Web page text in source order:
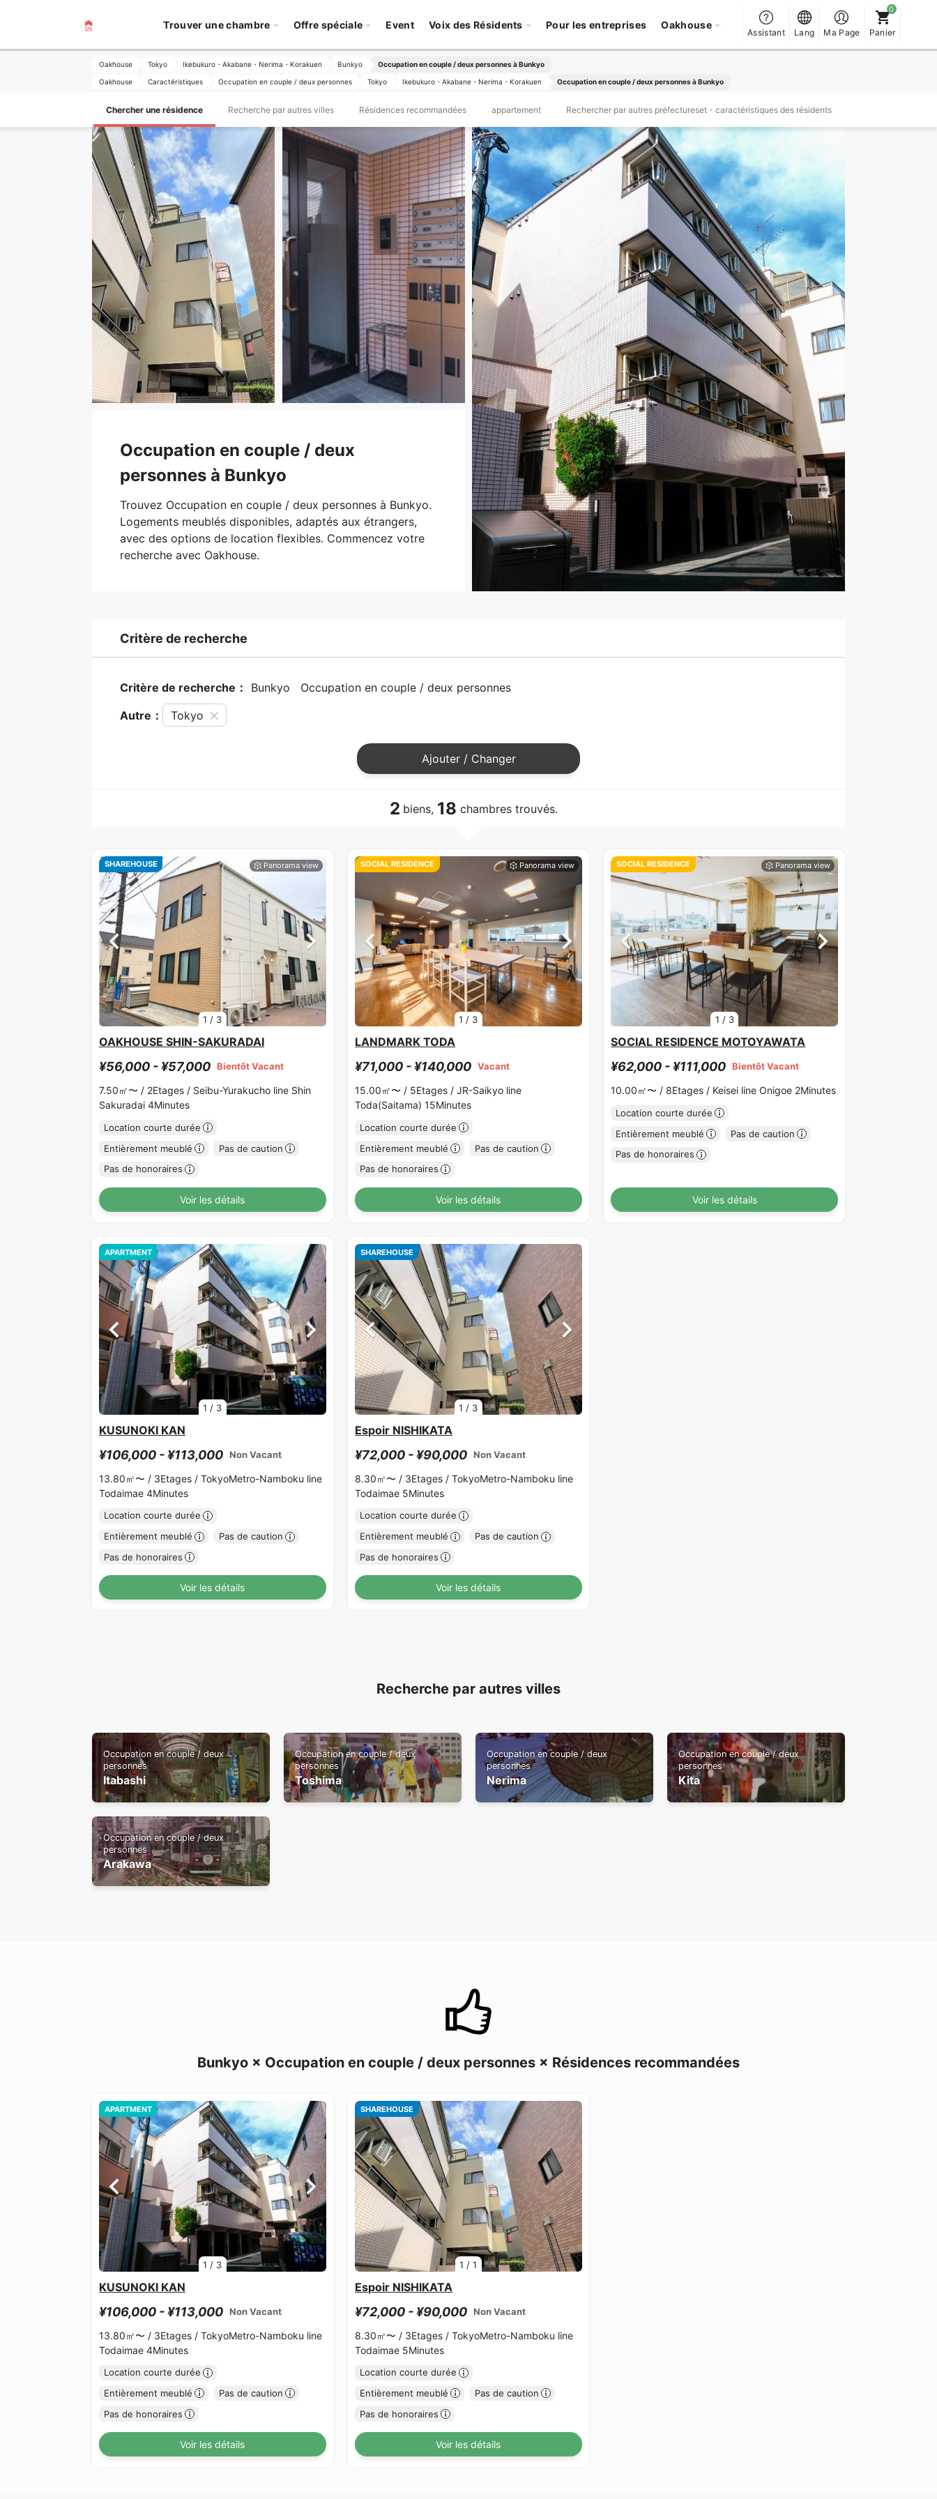
Trouver une chambre Offre spéciale Event Voix des Résidents Pour les entreprises Oakhouse
Assistant Lang Ma Page Panier
Oakhouse Tokyo Ikebukuro・Akabane・Nerima・Korakuen Bunkyo Occupation en couple / deux personnes à Bunkyo
Oakhouse Caractéristiques Occupation en couple / deux personnes Tokyo Ikebukuro・Akabane・Nerima・Korakuen Occupation en couple / deux personnes à Bunkyo
Chercher une résidence Recherche par autres villes Résidences recommandées appartement Rechercher par autres préfectureset・caractéristiques des résidents
Occupation en couple / deux
personnes à Bunkyo
Trouvez Occupation en couple / deux personnes à Bunkyo.
Logements meublés disponibles, adaptés aux étrangers,
avec des options de location flexibles. Commencez votre
recherche avec Oakhouse.
Critère de recherche
Critère de recherche： Bunkyo Occupation en couple / deux personnes
Autre： Tokyo
Ajouter / Changer
2 biens, 18 chambres trouvés.
1 / 3
SHAREHOUSE
OAKHOUSE SHIN-SAKURADAI
¥56,000 - ¥57,000 Bientôt Vacant
7.50㎡〜 / 2Etages / Seibu-Yurakucho line Shin
Sakuradai 4Minutes
Location courte durée
Entièrement meublé
Pas de caution
Pas de honoraires
Voir les détails
1 / 3
SOCIAL RESIDENCE
LANDMARK TODA
¥71,000 - ¥140,000 Vacant
15.00㎡〜 / 5Etages /JR-Saikyo line
Toda(Saitama) 15Minutes
Location courte durée
Entièrement meublé
Pas de caution
Pas de honoraires
Voir les détails
1 / 3
SOCIAL RESIDENCE
SOCIAL RESIDENCE MOTOYAWATA
¥62,000 - ¥111,000 Bientôt Vacant
10.00㎡〜 / 8Etages / Keisei line Onigoe 2Minutes
Location courte durée
Entièrement meublé
Pas de caution
Pas de honoraires
Voir les détails
1 / 3
APARTMENT
KUSUNOKI KAN
¥106,000 - ¥113,000 Non Vacant
13.80㎡〜 / 3Etages / TokyoMetro-Namboku line
Todaimae 4Minutes
Location courte durée
Entièrement meublé
Pas de caution
Pas de honoraires
Voir les détails
1 / 3
SHAREHOUSE
Espoir NISHIKATA
¥72,000 - ¥90,000 Non Vacant
8.30㎡〜 / 3Etages /TokyoMetro-Namboku line
Todaimae 5Minutes
Location courte durée
Entièrement meublé
Pas de caution
Pas de honoraires
Voir les détails
Recherche par autres villes
Occupation en couple / deux
personnes
Itabashi
Occupation en couple / deux
personnes
Toshima
Occupation en couple / deux
personnes
Nerima
Occupation en couple / deux
personnes
Kita
Occupation en couple / deux
personnes
Arakawa
Bunkyo × Occupation en couple / deux personnes × Résidences recommandées
1 / 3
APARTMENT
KUSUNOKI KAN
¥106,000 - ¥113,000 Non Vacant
13.80㎡〜 / 3Etages / TokyoMetro-Namboku line
Todaimae 4Minutes
Location courte durée
Entièrement meublé
Pas de caution
Pas de honoraires
Voir les détails
1 /1
SHAREHOUSE
Espoir NISHIKATA
¥72,000 - ¥90,000 Non Vacant
8.30㎡〜 / 3Etages /TokyoMetro-Namboku line
Todaimae 5Minutes
Location courte durée
Entièrement meublé
Pas de caution
Pas de honoraires
Voir les détails